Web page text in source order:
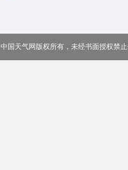
中国天气网版权所有，未经书面授权